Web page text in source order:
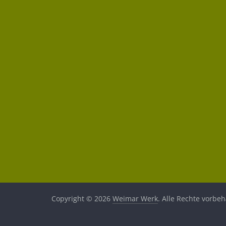
Copyright © 2026 Weimar Werk. Alle Rechte